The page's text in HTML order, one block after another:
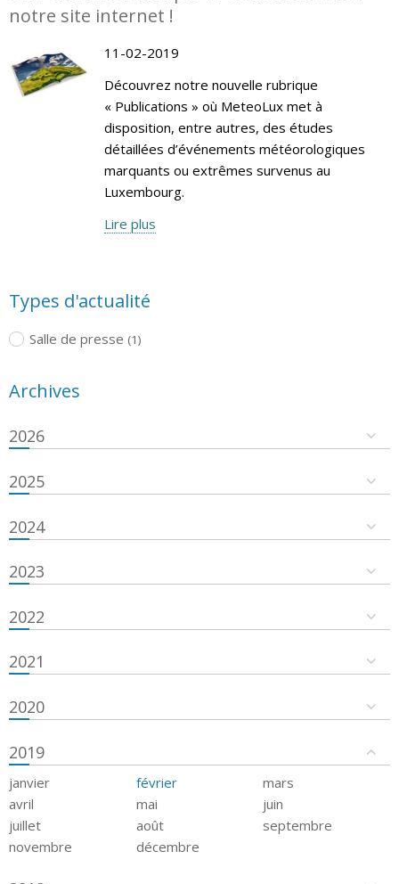
notre site internet !
11-02-2019
Découvrez notre nouvelle rubrique
« Publications » où MeteoLux met à
disposition, entre autres, des études
détaillées d’événements météorologiques
marquants ou extrêmes survenus au
Luxembourg.
Lire plus
Types d'actualité
Salle de presse (1)
Archives
2026
2025
2024
2023
2022
2021
2020
2019
janvier février
mars
avril
mai
juin
juillet
août
septembre
novembre
décembre